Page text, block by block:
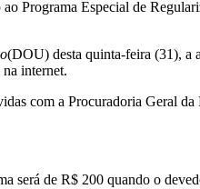
Programa Especial de
(DOU) desta quinta-feira (31), a
internet.
com a Procuradoria Geral
será de R$ 200 quando o